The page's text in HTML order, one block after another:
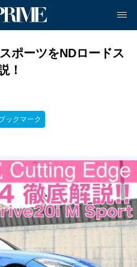
ポーツをNDロードス
！
ックマーク